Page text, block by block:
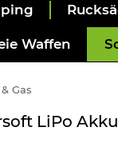
Waffen
Gas
LiPo